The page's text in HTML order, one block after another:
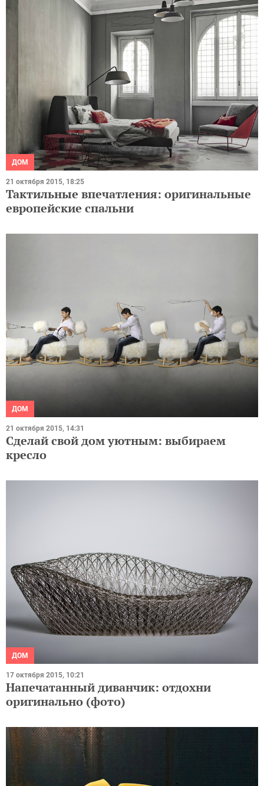
ДОМ
21 октября 2015, 18:25
Тактильные впечатления: оригинальные
европейские спальни
ДОМ
21 октября 2015, 14:31
Сделай свой дом уютным: выбираем
кресло
ДОМ
17 октября 2015, 10:21
Напечатанный диванчик: отдохни
оригинально (фото)